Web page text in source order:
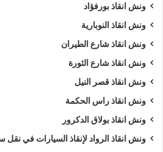
ونش انقاذ بورفؤاد
ونش انقاذ النوبارية
ونش انقاذ شارع الطيران
ونش انقاذ شارع الثورة
ونش انقاذ قصر النيل
ونش انقاذ راس الحكمة
ونش انقاذ بولاق الدكرور
ونش انقاذ الرواد لإنقاذ السيارات في نقل